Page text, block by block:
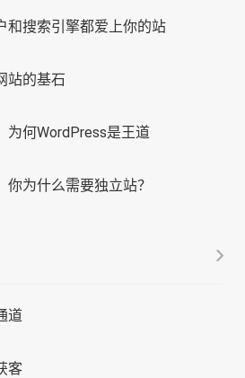
和搜索引擎都爱上你的站
站的基石
为何WordPress是王道
为什么需要独立站？
道
客